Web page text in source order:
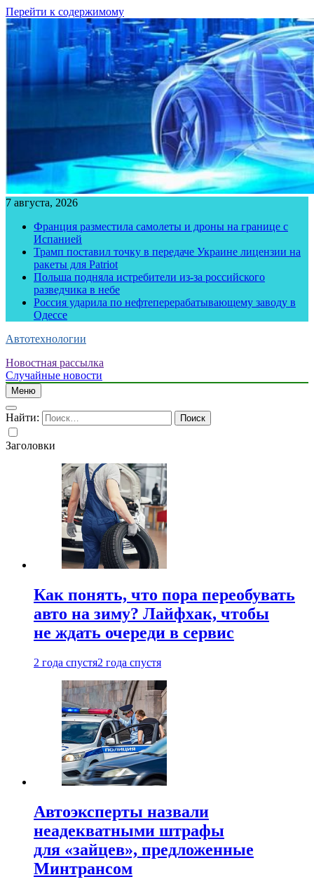
Перейти к содержимому
7 августа, 2026
Франция разместила самолеты и дроны на границе с
Испанией
Трамп поставил точку в передаче Украине лицензии на
ракеты для Patriot
Польша подняла истребители из-за российского
разведчика в небе
Россия ударила по нефтеперерабатывающему заводу в
Одессе
Автотехнологии
Новостная рассылка
Случайные новости
Меню
Найти:
Заголовки
Как понять, что пора переобувать
авто на зиму? Лайфхак, чтобы
не ждать очереди в сервис
2 года спустя2 года спустя
Автоэксперты назвали
неадекватными штрафы
для «зайцев», предложенные
Минтрансом